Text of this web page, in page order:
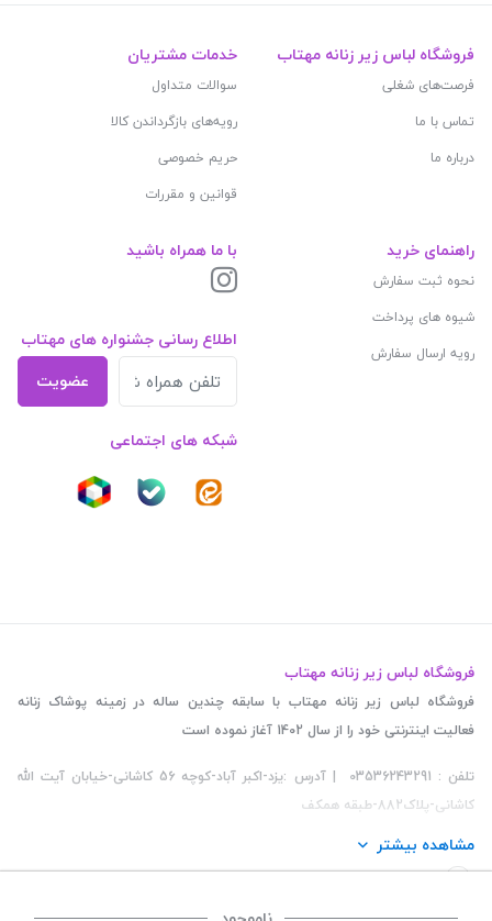
فروشگاه لباس زیر زنانه مهتاب
فرصت‌های شغلی
تماس با ما
درباره ما
خدمات مشتریان
سوالات متداول
رویه‌های بازگرداندن کالا
حریم خصوصی
قوانین و مقررات
راهنمای خرید
نحوه ثبت سفارش
شیوه های پرداخت
رویه ارسال سفارش
با ما همراه باشید
اطلاع رسانی جشنواره های مهتاب
عضویت
شبکه های اجتماعی
فروشگاه لباس زیر زنانه مهتاب
فروشگاه لباس زیر زنانه مهتاب با سابقه چندین ساله در زمینه پوشاک زنانه
فعالیت اینترنتی خود را از سال 1402 آغاز نموده است
تلفن : 03536243291 | آدرس :یزد-اکبر آباد-کوچه 56 کاشانی-خیابان آیت الله
کاشانی-پلاک882-طبقه همکف
مشاهده بیشتر